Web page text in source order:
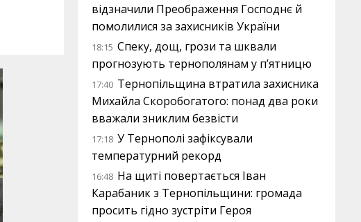
відзначили Преображення Господнє й
помолилися за захисників України
18:15 Спеку, дощ, грози та шквали
прогнозують тернополянам у п’ятницю
17:40 Тернопільщина втратила захисника
Михайла Скоробогатого: понад два роки
вважали зниклим безвісти
17:18 У Тернополі зафіксували
температурний рекорд
16:48 На щиті повертається Іван
Карабаник з Тернопільщини: громада
просить гідно зустріти Героя